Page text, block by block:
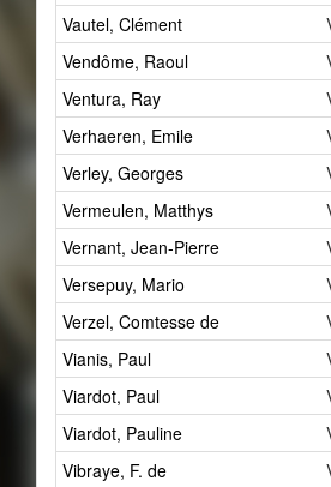
Vautel, Clément
Vendôme, Raoul
Ventura, Ray
Verhaeren, Emile
Verley, Georges
Vermeulen, Matthys
Vernant, Jean-Pierre
Versepuy, Mario
Verzel, Comtesse de
Vianis, Paul
Viardot, Paul
Viardot, Pauline
Vibraye, F. de